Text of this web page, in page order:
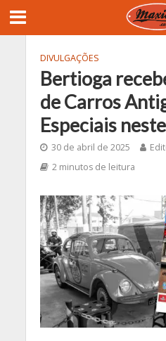
DIVULGAÇÕES
Bertioga
de Carros
Especiais
30 de abril de 2025
2 minutos de leitura